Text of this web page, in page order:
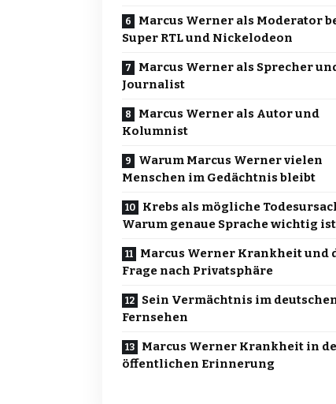
Marcus Werner als Moderator
Super RTL und Nickelodeon
Marcus Werner als Sprecher
Journalist
Marcus Werner als Autor und
Kolumnist
Warum Marcus Werner vielen
Menschen im Gedächtnis bleibt
Krebs als mögliche
Warum genaue Sprache wichtig ist
Marcus Werner Krankheit und
Frage nach Privatsphäre
Sein Vermächtnis im
Fernsehen
Marcus Werner Krankheit in
öffentlichen Erinnerung